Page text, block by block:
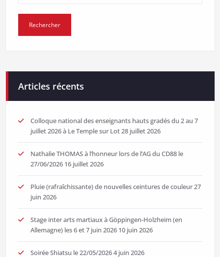
Articles récents
Colloque national des enseignants hauts gradés du 2 au 7
juillet 2026 à Le Temple sur Lot28 juillet 2026
Nathalie THOMAS à l’honneur lors de l’AG du CD88 le
27/06/2026 16 juillet 2026
Pluie (rafraîchissante) de nouvelles ceintures de couleur27
juin 2026
Stage inter arts martiaux à Göppingen-Holzheim (en
Allemagne) les 6 et 7 juin 2026 10 juin 2026
Soirée Shiatsu le 22/05/20264 juin 2026